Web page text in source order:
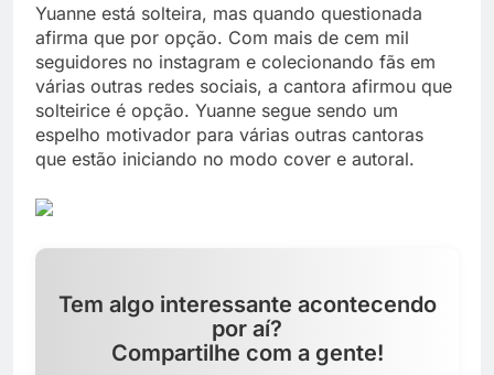
Yuanne está solteira, mas quando questionada
afirma que por opção. Com mais de cem mil
seguidores no instagram e colecionando fãs em
várias outras redes sociais, a cantora afirmou que
solteirice é opção. Yuanne segue sendo um
espelho motivador para várias outras cantoras
que estão iniciando no modo cover e autoral.
Tem algo interessante acontecendo
por aí?
Compartilhe com a gente!